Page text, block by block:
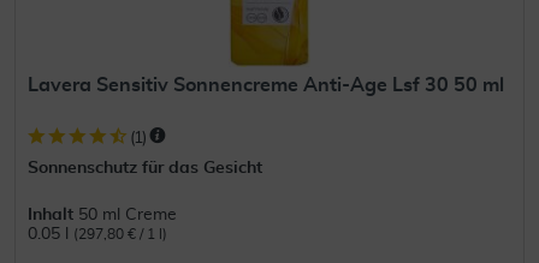
Lavera Sensitiv Sonnencreme Anti-Age Lsf 30 50 ml
(1 )
Sonnenschutz für das Gesicht
Inhalt 50 ml Creme
0.05 l
(297,80 € / 1 l)